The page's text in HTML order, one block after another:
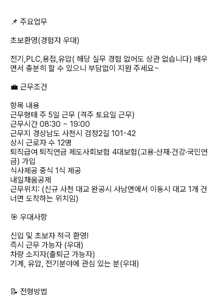
📌 주요업무
초보환영(경험자 우대)
전기,PLC,용접,유압( 해당 실무 경험 없어도 상관 없습니다) 배우
면서 충분히 할 수 있으니 부담없이 지원 주세요~
💼 근무조건
항목 내용
근무형태 주 5일 근무 (격주 토요일 근무)
근무시간 08:30 ~ 19:00
근무지 경상남도 사천시 검정2길 101-42
상시 근로자 수 12명
퇴직급여 퇴직연금 제도사회보험 4대보험(고용·산재·건강·국민연
금) 가입
식사제공 중식 1식 제공
내일채움공제
근무위치: (신규 사천 대교 완공시 사남면에서 이동시 대교 1개 건
너면 도착하는 위치임)
🎯 우대사항
신입 및 초보자 적극 환영!
즉시 근무 가능자 (우대)
차량 소지자(출퇴근 가능자)
기계, 유압, 전기분야에 관심 있는 분(우대)
📝 전형방법